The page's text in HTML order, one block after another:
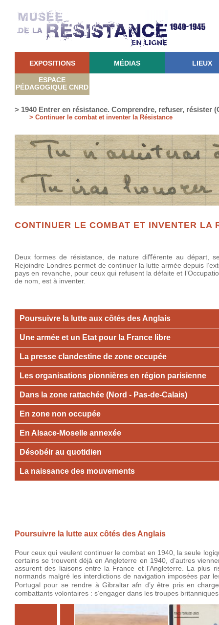
EXPOSITIONS MÉDIAS LIEUX
ESPACE
PÉDAGOGIQUE CNRD
> 1940 Entrer en résistance. Comprendre, refuser, résister
> Continuer le combat et inventer la Résistance
CONTINUER LE COMBAT ET INVENTER LA
Deux formes de résistance, de nature diﬀérente au départ,
Rejoindre Londres permet de continuer la lutte armée depuis
pays en revanche, pour ceux qui refusent la défaite et
de nom, est à inventer.
Poursuivre la lutte aux côtés des Anglais
Une armée et un Etat pour la France libre
La presse clandestine de zone occupée
Les organisations pionnières en région parisienne
Dans la zone rattachée (Nord - Pas-de-Calais)
En zone non occupée
En Alsace-Moselle annexée
Désobéir au quotidien
La naissance des mouvements
Poursuivre la lutte aux côtés des Anglais
Pour ceux qui veulent continuer le combat en 1940, la seule
certains se trouvent déjà en Angleterre en 1940, d’autres
assurent des liaisons entre la France et l’Angleterre. La plus
normands malgré les interdictions de navigation imposées par
Portugal pour se rendre à Gibraltar afn d’y être pris en
combattants volontaires : s’engager dans les troupes